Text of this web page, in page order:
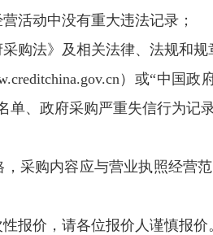
活动中没有重大违法记录；
购法》及相关法律、法规和规
）或“中国政
、政府采购严重失信行为记录
采购内容应与营业执照经营
报价，请各位报价人谨慎报